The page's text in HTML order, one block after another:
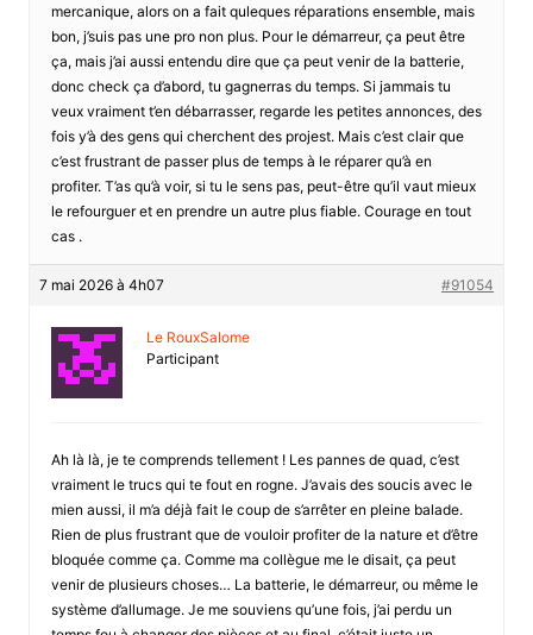
mercanique, alors on a fait quleques réparations ensemble, mais
bon, j’suis pas une pro non plus. Pour le démarreur, ça peut être
ça, mais j’ai aussi entendu dire que ça peut venir de la batterie,
donc check ça d’abord, tu gagnerras du temps. Si jammais tu
veux vraiment t’en débarrasser, regarde les petites annonces, des
fois y’à des gens qui cherchent des projest. Mais c’est clair que
c’est frustrant de passer plus de temps à le réparer qu’à en
profiter. T’as qu’à voir, si tu le sens pas, peut-être qu’il vaut mieux
le refourguer et en prendre un autre plus fiable. Courage en tout
cas .
7 mai 2026 à 4h07 #91054
Le RouxSalome
Participant
Ah là là, je te comprends tellement ! Les pannes de quad, c’est
vraiment le trucs qui te fout en rogne. J’avais des soucis avec le
mien aussi, il m’a déjà fait le coup de s’arrêter en pleine balade.
Rien de plus frustrant que de vouloir profiter de la nature et d’être
bloquée comme ça. Comme ma collègue me le disait, ça peut
venir de plusieurs choses… La batterie, le démarreur, ou même le
système d’allumage. Je me souviens qu’une fois, j’ai perdu un